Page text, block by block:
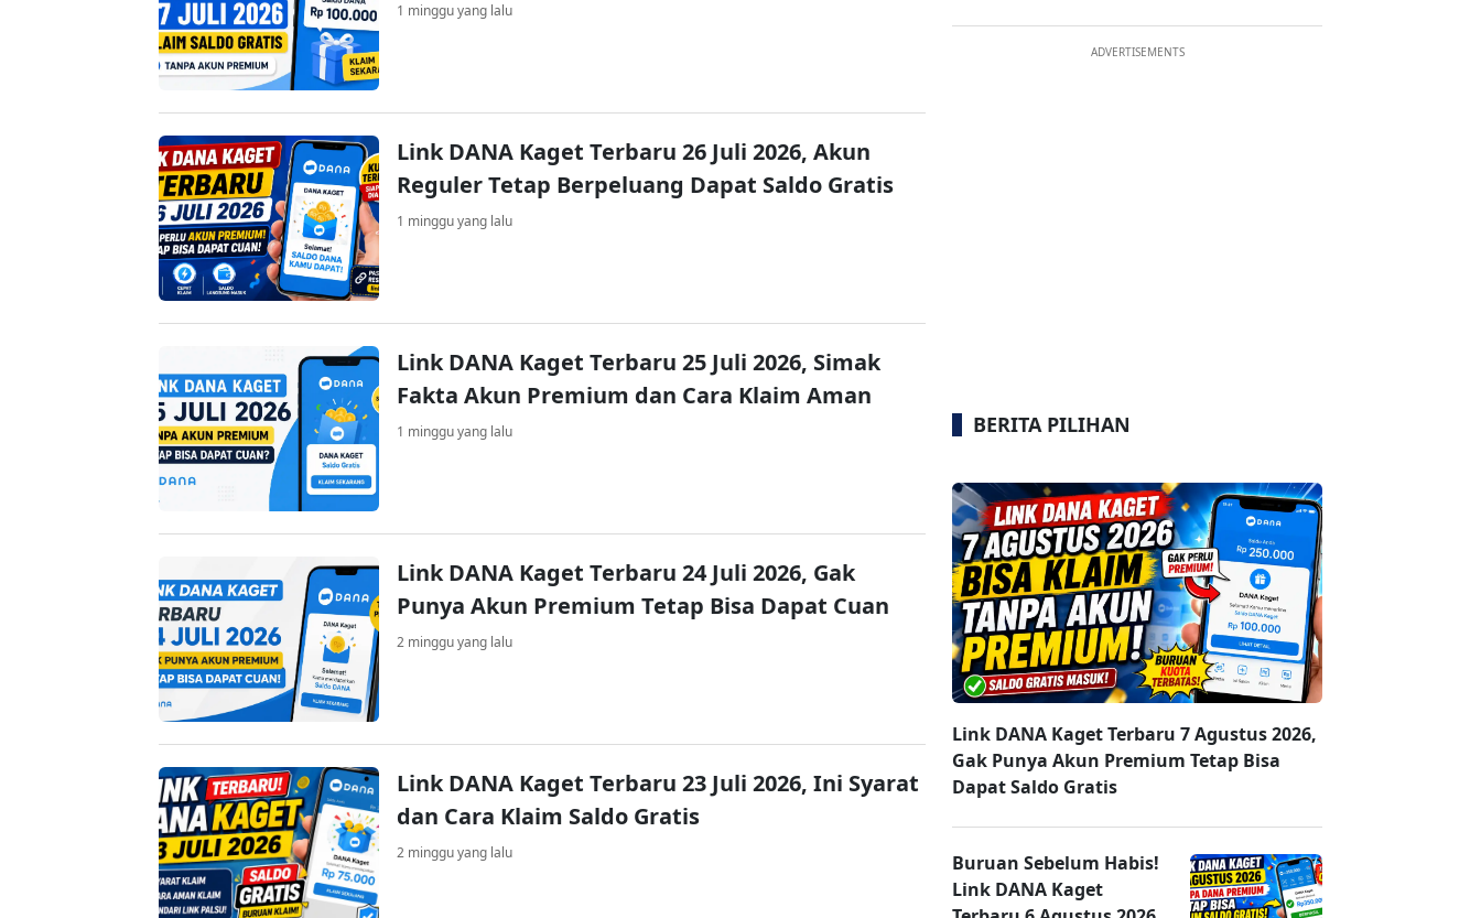
1 minggu yang lalu
Link DANA Kaget Terbaru 26 Juli 2026, Akun
Reguler Tetap Berpeluang Dapat Saldo Gratis
1 minggu yang lalu
Link DANA Kaget Terbaru 25 Juli 2026, Simak
Fakta Akun Premium dan Cara Klaim Aman
1 minggu yang lalu
Link DANA Kaget Terbaru 24 Juli 2026, Gak
Punya Akun Premium Tetap Bisa Dapat Cuan
2 minggu yang lalu
Link DANA Kaget Terbaru 23 Juli 2026, Ini Syarat
dan Cara Klaim Saldo Gratis
2 minggu yang lalu
ADVERTISEMENTS
BERITA PILIHAN
Link DANA Kaget Terbaru 7 Agustus 2026,
Gak Punya Akun Premium Tetap Bisa
Dapat Saldo Gratis
Buruan Sebelum Habis!
Link DANA Kaget